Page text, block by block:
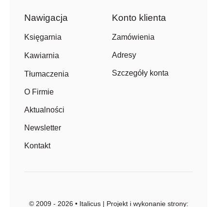
Nawigacja
Księgarnia
Kawiarnia
Tłumaczenia
O Firmie
Aktualności
Newsletter
Kontakt
Konto klienta
Zamówienia
Adresy
Szczegóły konta
© 2009 - 2026 • Italicus | Projekt i wykonanie strony: